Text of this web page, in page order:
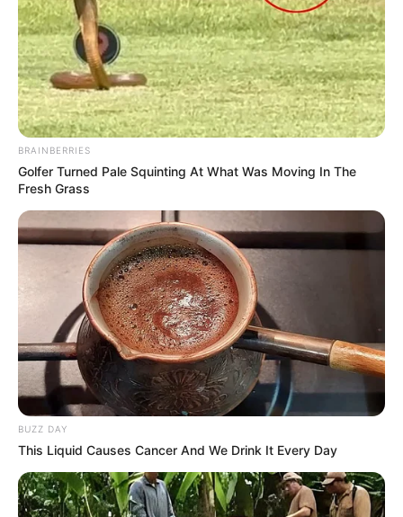
BRAINBERRIES
Golfer Turned Pale Squinting At What Was Moving In The
Fresh Grass
BUZZ DAY
This Liquid Causes Cancer And We Drink It Every Day